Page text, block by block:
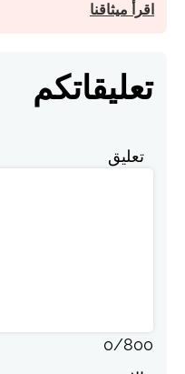
اقرأ ميثاقنا
تعليقاتكم
تعليق
0/800